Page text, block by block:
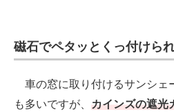
磁石でペタッとくっ付けら
車の窓に取り付けるサンシェ
も多いですが、 カインズの遮光